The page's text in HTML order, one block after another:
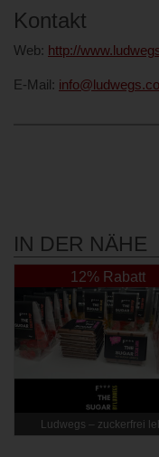
Kontakt
Web: http://
E-Mail:
IN DER NÄHE
12% Rabatt
Ludwegs – zuckerfrei